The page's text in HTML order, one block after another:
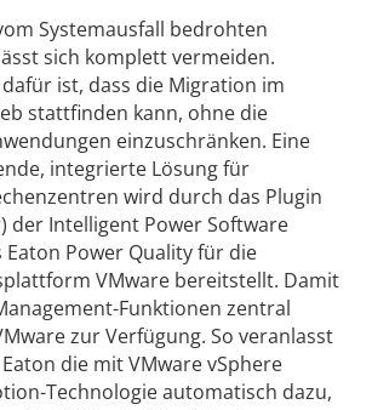
Systemausfall bedrohten
sich komplett vermeiden.
ist, dass die Migration im
stattfinden kann, ohne die
einzuschränken. Eine
integrierte Lösung für
wird durch das Plug­in
der Intelligent Power Software
Eaton Power Quality für die
VMware bereitstellt. Damit
Funktionen zentral
zur Verfügung. So veranlasst
die mit VMware vSphere
Technologie automatisch dazu,